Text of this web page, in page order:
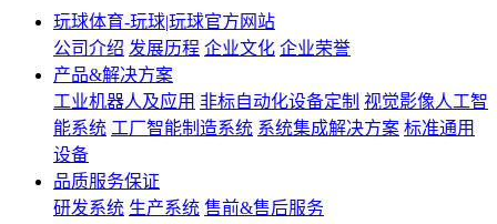
玩球体育-玩球|玩球官方网站
公司介绍 发展历程 企业文化 企业荣誉
产品&解决方案
工业机器人及应用 非标自动化设备定制 视觉影像人工智
能系统 工厂智能制造系统 系统集成解决方案 标准通用
设备
品质服务保证
研发系统 生产系统 售前&售后服务